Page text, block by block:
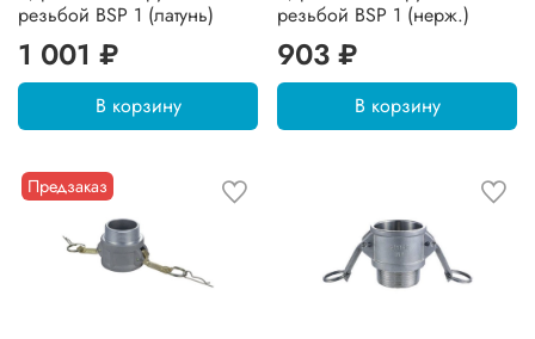
резьбой BSP 1 (латунь)
1 001 ₽
В корзину
резьбой BSP 1 (нерж.)
903 ₽
В корзину
Предзаказ